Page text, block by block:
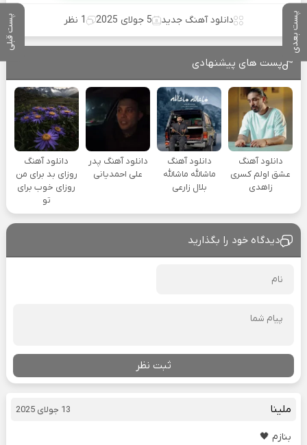
پست بعدی پست قبلی دانلود آهنگ جدید 5 جولای 2025 1 نظر
پست های پیشنهادی
دانلود آهنگ
عشق اولم کسری
زاهدی
دانلود آهنگ
ماشالله ماشالله
بلال زارعی
دانلود آهنگ پدر
علی احمدیانی
دانلود آهنگ
روزای بد برای من
روزای خوب برای
تو
دیدگاه خود را بگذارید
ثبت نظر
ملینا 13 جولای 2025
بنازم 🖤